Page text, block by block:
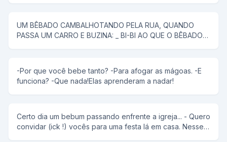
UM BÊBADO CAMBALHOTANDO PELA RUA, QUANDO
PASSA UM CARRO E BUZINA: _ BI-BI AO QUE O BÊBADO
-Por que você bebe tanto? -Para afogar as mágoas. -E
funciona? -Que nada!Elas aprenderam a nadar!
Certo dia um bebum passando enfrente a igreja... - Quero
convidar (ick !) vocês para uma festa lá em casa. Nesse